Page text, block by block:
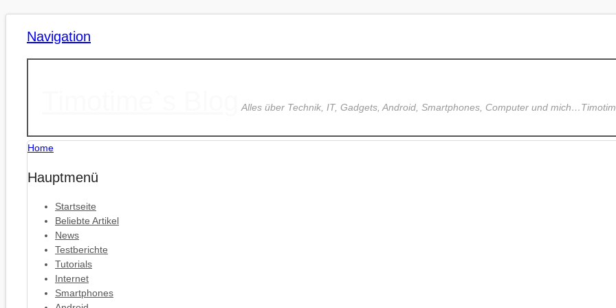
Navigation
Alles über Technik, IT, Gadgets, Android, Smartphones, Computer und
Home
Hauptmenü
Startseite
Beliebte Artikel
News
Testberichte
Tutorials
Internet
Smartphones